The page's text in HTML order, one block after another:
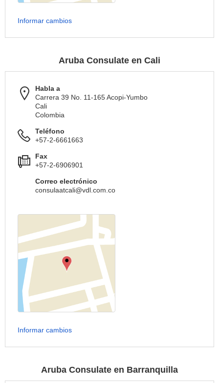
Informar cambios
Aruba Consulate en Cali
Habla a
Carrera 39 No. 11-165 Acopi-Yumbo
Cali
Colombia
Teléfono
+57-2-6661663
Fax
+57-2-6906901
Correo electrónico
consulaatcali@vdl.com.co
Informar cambios
Aruba Consulate en Barranquilla